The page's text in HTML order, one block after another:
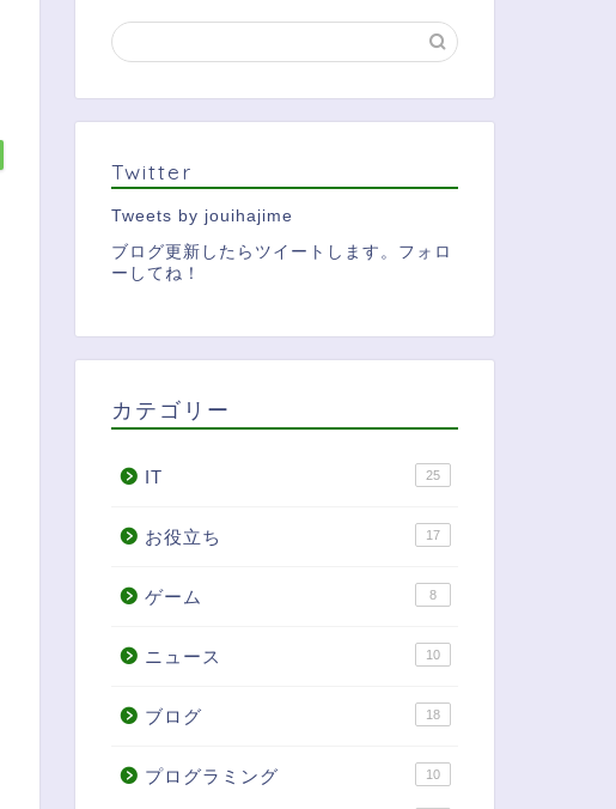
Twitter
Tweets by jouihajime
ブログ更新したらツイートします。フォロ
ーしてね！
カテゴリー
IT 25
お役立ち 17
ゲーム 8
ニュース 10
ブログ 18
プログラミング 10